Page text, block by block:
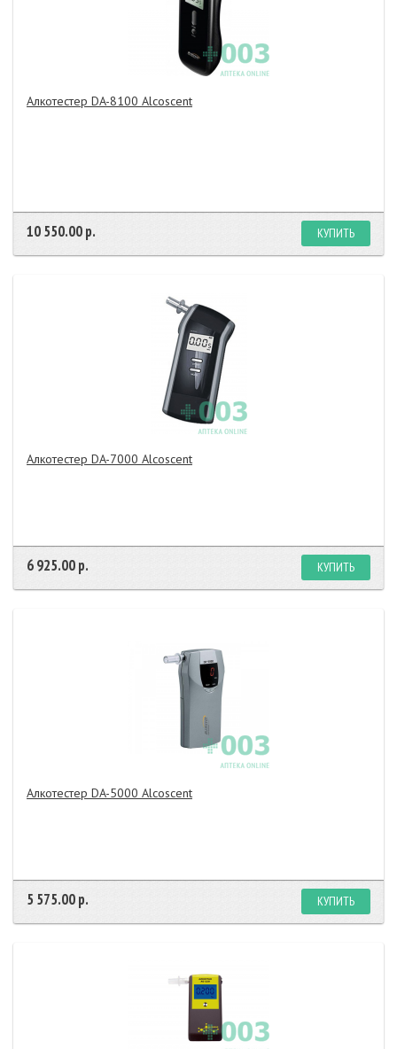
Алкотестер DA-8100 Alcosсent
10 550.00 р. КУПИТЬ
Алкотестер DA-7000 Alcoscent
6 925.00 р. КУПИТЬ
Алкотестер DA-5000 Alcosсent
5 575.00 р. КУПИТЬ